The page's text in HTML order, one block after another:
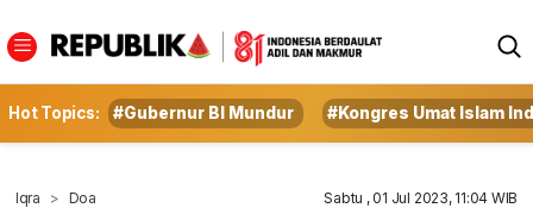
Hot Topics: #Gubernur BI Mundur #Kongres Umat Islam
Iqra Doa Sabtu , 01 Jul 2023, 11:04 WIB